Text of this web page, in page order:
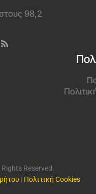
98,2
Reserved.
| Πολιτική Cookies